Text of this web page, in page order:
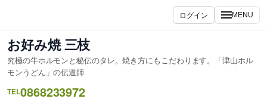
ス
キ
ッ
プ
ログイン MENU
お好み焼 三枝
究極の牛ホルモンと秘伝のタレ。焼き方にもこだわります。「津山ホル
モンうどん」の伝道師
TEL0868233972